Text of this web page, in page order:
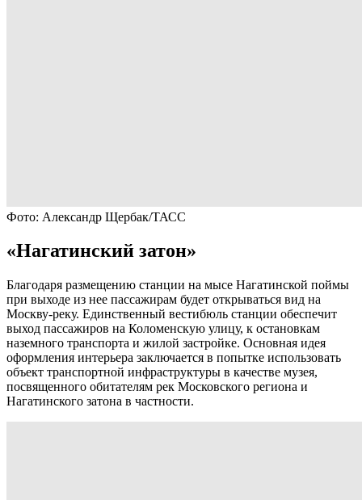
Фото: Александр Щербак/ТАСС
«Нагатинский затон»
Благодаря размещению станции на мысе Нагатинской поймы
при выходе из нее пассажирам будет открываться вид на
Москву-реку. Единственный вестибюль станции обеспечит
выход пассажиров на Коломенскую улицу, к остановкам
наземного транспорта и жилой застройке. Основная идея
оформления интерьера заключается в попытке использовать
объект транспортной инфраструктуры в качестве музея,
посвященного обитателям рек Московского региона и
Нагатинского затона в частности.